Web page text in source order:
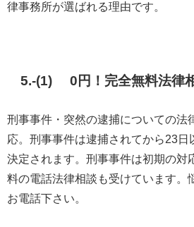
律事務所が選ばれる理由です。
5.-(1) 0円！完全無料法律
刑事事件・突然の逮捕についての法
応。刑事事件は逮捕されてから23日
決定されます。刑事事件は初期の対
料の電話法律相談も受けています。
お電話下さい。